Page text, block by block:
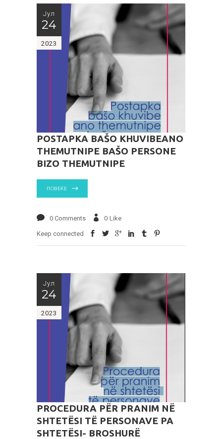
Јул
24
2023
POSTAPKA BAŠO KHUVIBEANO
THEMUTNIPE BAŠO PERSONE
BIZO THEMUTNIPE
ПОВЕЌЕ
0 Comments 0 Like
Keep connected
Јул
24
2023
PROCEDURA PËR PRANIM NË
SHTETËSI TË PERSONAVE PA
SHTETËSI- BROSHURË